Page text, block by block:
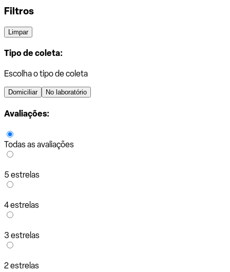
Filtros
Limpar
Tipo de coleta:
Escolha o tipo de coleta
Domiciliar No laboratório
Avaliações:
Todas as avaliações
5 estrelas
4 estrelas
3 estrelas
2 estrelas